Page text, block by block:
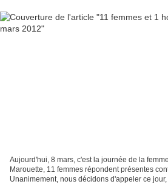
Aujourd'hui, 8 mars, c'est la journée de la
Marouette, 11 femmes répondent présentes
Unanimement, nous décidons d'appeler ce